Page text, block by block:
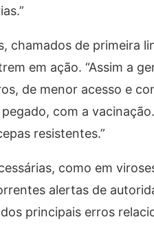
chamados de primeira
em ação. “Assim a
de menor acesso e
com a
resistentes.”
como em
alertas de
principais erros